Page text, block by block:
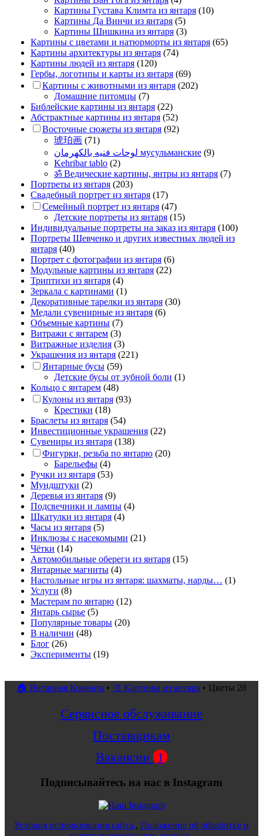
Картины Густава Климта из янтаря (10)
Картины Да Винчи из янтаря (5)
Картины Шишкина из янтаря (3)
Картины с цветами и натюрморты из янтаря (65)
Картины архитектуры из янтаря (74)
Картины людей из янтаря (120)
Гербы, логотипы и карты из янтаря (69)
Картины с животными из янтаря (202)
Домашние питомцы (7)
Библейские картины из янтаря (22)
Абстрактные картины из янтаря (52)
Восточные сюжеты из янтаря (92)
琥珀画 (71)
لوحات فنيه بالكهرمان мусульманские (9)
Kehribar tablo (2)
ॐ Ведические картины, янтры из янтаря (7)
Портреты из янтаря (203)
Свадебный портрет из янтаря (17)
Семейный портрет из янтаря (47)
Детские портреты из янтаря (15)
Индивидуальные портреты на заказ из янтаря (100)
Портреты Шевченко и других известных людей из
янтаря (40)
Портрет c фотографии из янтаря (6)
Модульные картины из янтаря (22)
Триптихи из янтаря (4)
Зеркала с картинами (1)
Декоративные тарелки из янтаря (30)
Медали сувенирные из янтаря (6)
Объемные картины (7)
Витражи с янтарем (3)
Витражные изделия (3)
Украшения из янтаря (221)
Янтарные бусы (59)
Детские бусы от зубной боли (1)
Кольцо с янтарем (48)
Кулоны из янтаря (93)
Крестики (18)
Браслеты из янтаря (54)
Инвестиционные украшения (22)
Сувениры из янтаря (138)
Фигурки, резьба по янтарю (20)
Барельефы (4)
Ручки из янтаря (53)
Мундштуки (2)
Деревья из янтаря (9)
Подсвечники и лампы (4)
Шкатулки из янтаря (4)
Часы из янтаря (5)
Инклюзы с насекомыми (21)
Чётки (14)
Автомобильные обереги из янтаря (15)
Янтарные магниты (4)
Настольные игры из янтаря: шахматы, нарды… (1)
Услуги (8)
Мастерам по янтарю (12)
Янтарь сырье (5)
Популярные товары (20)
В наличии (48)
Блог (26)
Эксперименты (19)
🏠 Янтарная Комната • 🎨 Картины из янтаря • Цветы 28
Сервисное обслуживание
Поставщикам
Вакансии 1
Подписывайтесь на нас в Instagram
Условия использования сайта,, Положение об обработке и